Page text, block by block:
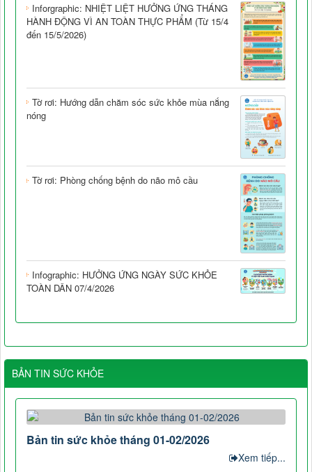
Inforgraphic: NHIỆT LIỆT HƯỞNG ỨNG THÁNG
HÀNH ĐỘNG VÌ AN TOÀN THỰC PHẨM (Từ 15/4
đến 15/5/2026)
Tờ rơi: Hướng dẫn chăm sóc sức khỏe mùa nắng
nóng
Tờ rơi: Phòng chống bệnh do não mô cầu
Infographic: HƯỞNG ỨNG NGÀY SỨC KHỎE
TOÀN DÂN 07/4/2026
BẢN TIN SỨC KHỎE
Bản tin sức khỏe tháng 01-02/2026
Xem tiếp...